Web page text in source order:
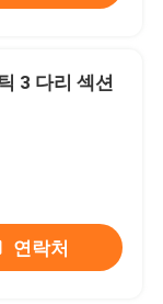
3 다리 섹션
연락처